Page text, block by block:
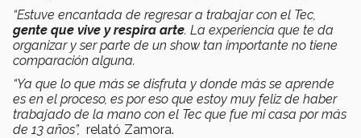
“Estuve encantada de regresar a trabajar con el Tec,
gente que vive y respira arte. La experiencia que te da
organizar y ser parte de un show tan importante no tiene
comparación alguna.
“Ya que lo que más se disfruta y donde más se aprende
es en el proceso, es por eso que estoy muy feliz de haber
trabajado de la mano con el Tec que fue mi casa por más
de 13 años”, relató Zamora.